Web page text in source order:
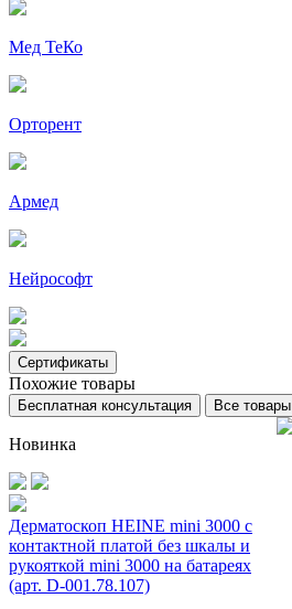
Мед ТеКо
Орторент
Армед
Нейрософт
Сертификаты
Похожие товары
Бесплатная консультация Все товары
Новинка
Дерматоскоп HEINE mini 3000 с
контактной платой без шкалы и
рукояткой mini 3000 на батареях
(арт. D-001.78.107)